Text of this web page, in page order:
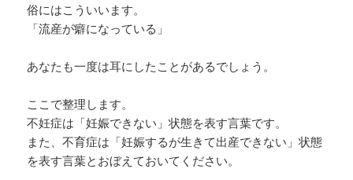
俗にはこういいます。
「流産が癖になっている」
あなたも一度は耳にしたことがあるでしょう。
ここで整理します。
不妊症は「妊娠できない」状態を表す言葉です。
また、不育症は「妊娠するが生きて出産できない」状態
を表す言葉とおぼえておいてください。